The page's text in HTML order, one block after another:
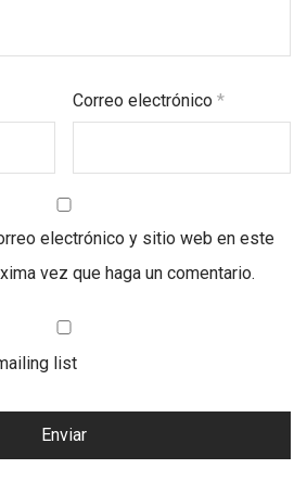
Correo electrónico*
electrónico y sitio web en este
vez que haga un comentario.
list